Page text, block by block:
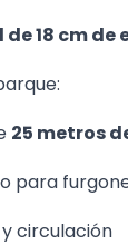
18 cm de
25 metros
para
circulación